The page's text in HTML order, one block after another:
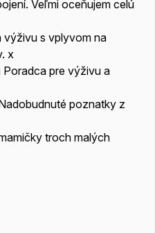
Veľmi oceňujem celú
výživu s vplyvom na
x
Poradca pre výživu a
poznatky z
troch malých